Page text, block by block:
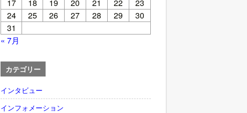
17
18 19 20 21 22
23
24
25 26 27 28 29
30
31
« 7月
カテゴリー
インタビュー
インフォメーション